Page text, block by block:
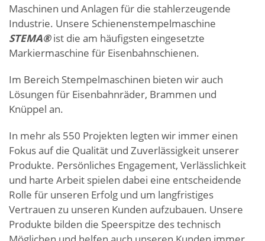
Maschinen und Anlagen für die stahlerzeugende
Industrie. Unsere Schienenstempelmaschine
STEMA®ist die am häufigsten eingesetzte
Markiermaschine für Eisenbahnschienen.
Im Bereich Stempelmaschinen bieten wir auch
Lösungen für Eisenbahnräder, Brammen und
Knüppel an.
In mehr als 550 Projekten legten wir immer einen
Fokus auf die Qualität und Zuverlässigkeit unserer
Produkte. Persönliches Engagement, Verlässlichkeit
und harte Arbeit spielen dabei eine entscheidende
Rolle für unseren Erfolg und um langfristiges
Vertrauen zu unseren Kunden aufzubauen. Unsere
Produkte bilden die Speerspitze des technisch